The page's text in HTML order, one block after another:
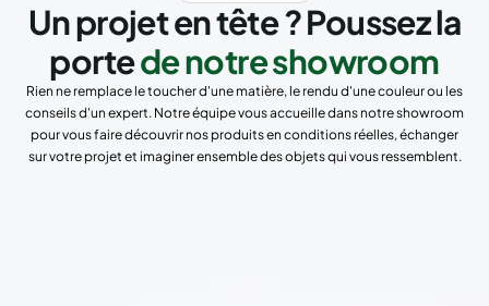
Un projet en tête ? Poussez la
portede notre showroom
Rien ne remplace le toucher d'une matière, le rendu d'une couleur ou les
conseils d'un expert. Notre équipe vous accueille dans notre showroom
pour vous faire découvrir nos produits en conditions réelles, échanger
sur votre projet et imaginer ensemble des objets qui vous ressemblent.